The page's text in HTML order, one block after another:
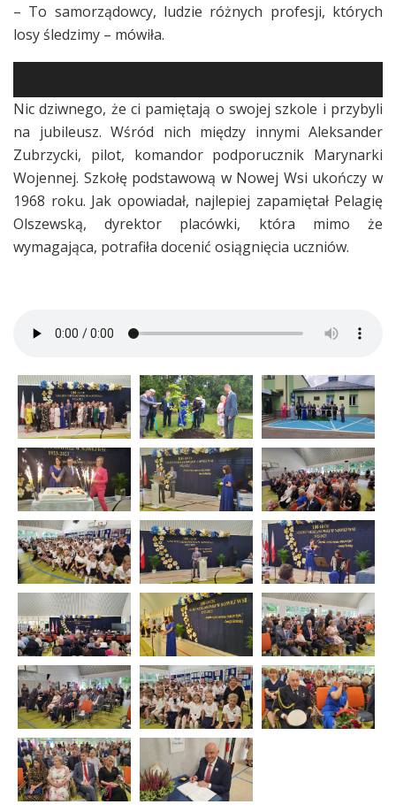
– To samorządowcy, ludzie różnych profesji, których
losy śledzimy – mówiła.
Nic dziwnego, że ci pamiętają o swojej szkole i przybyli
na jubileusz. Wśród nich między innymi Aleksander
Zubrzycki, pilot, komandor podporucznik Marynarki
Wojennej. Szkołę podstawową w Nowej Wsi ukończy w
1968 roku. Jak opowiadał, najlepiej zapamiętał Pelagię
Olszewską, dyrektor placówki, która mimo że
wymagająca, potrafiła docenić osiągnięcia uczniów.